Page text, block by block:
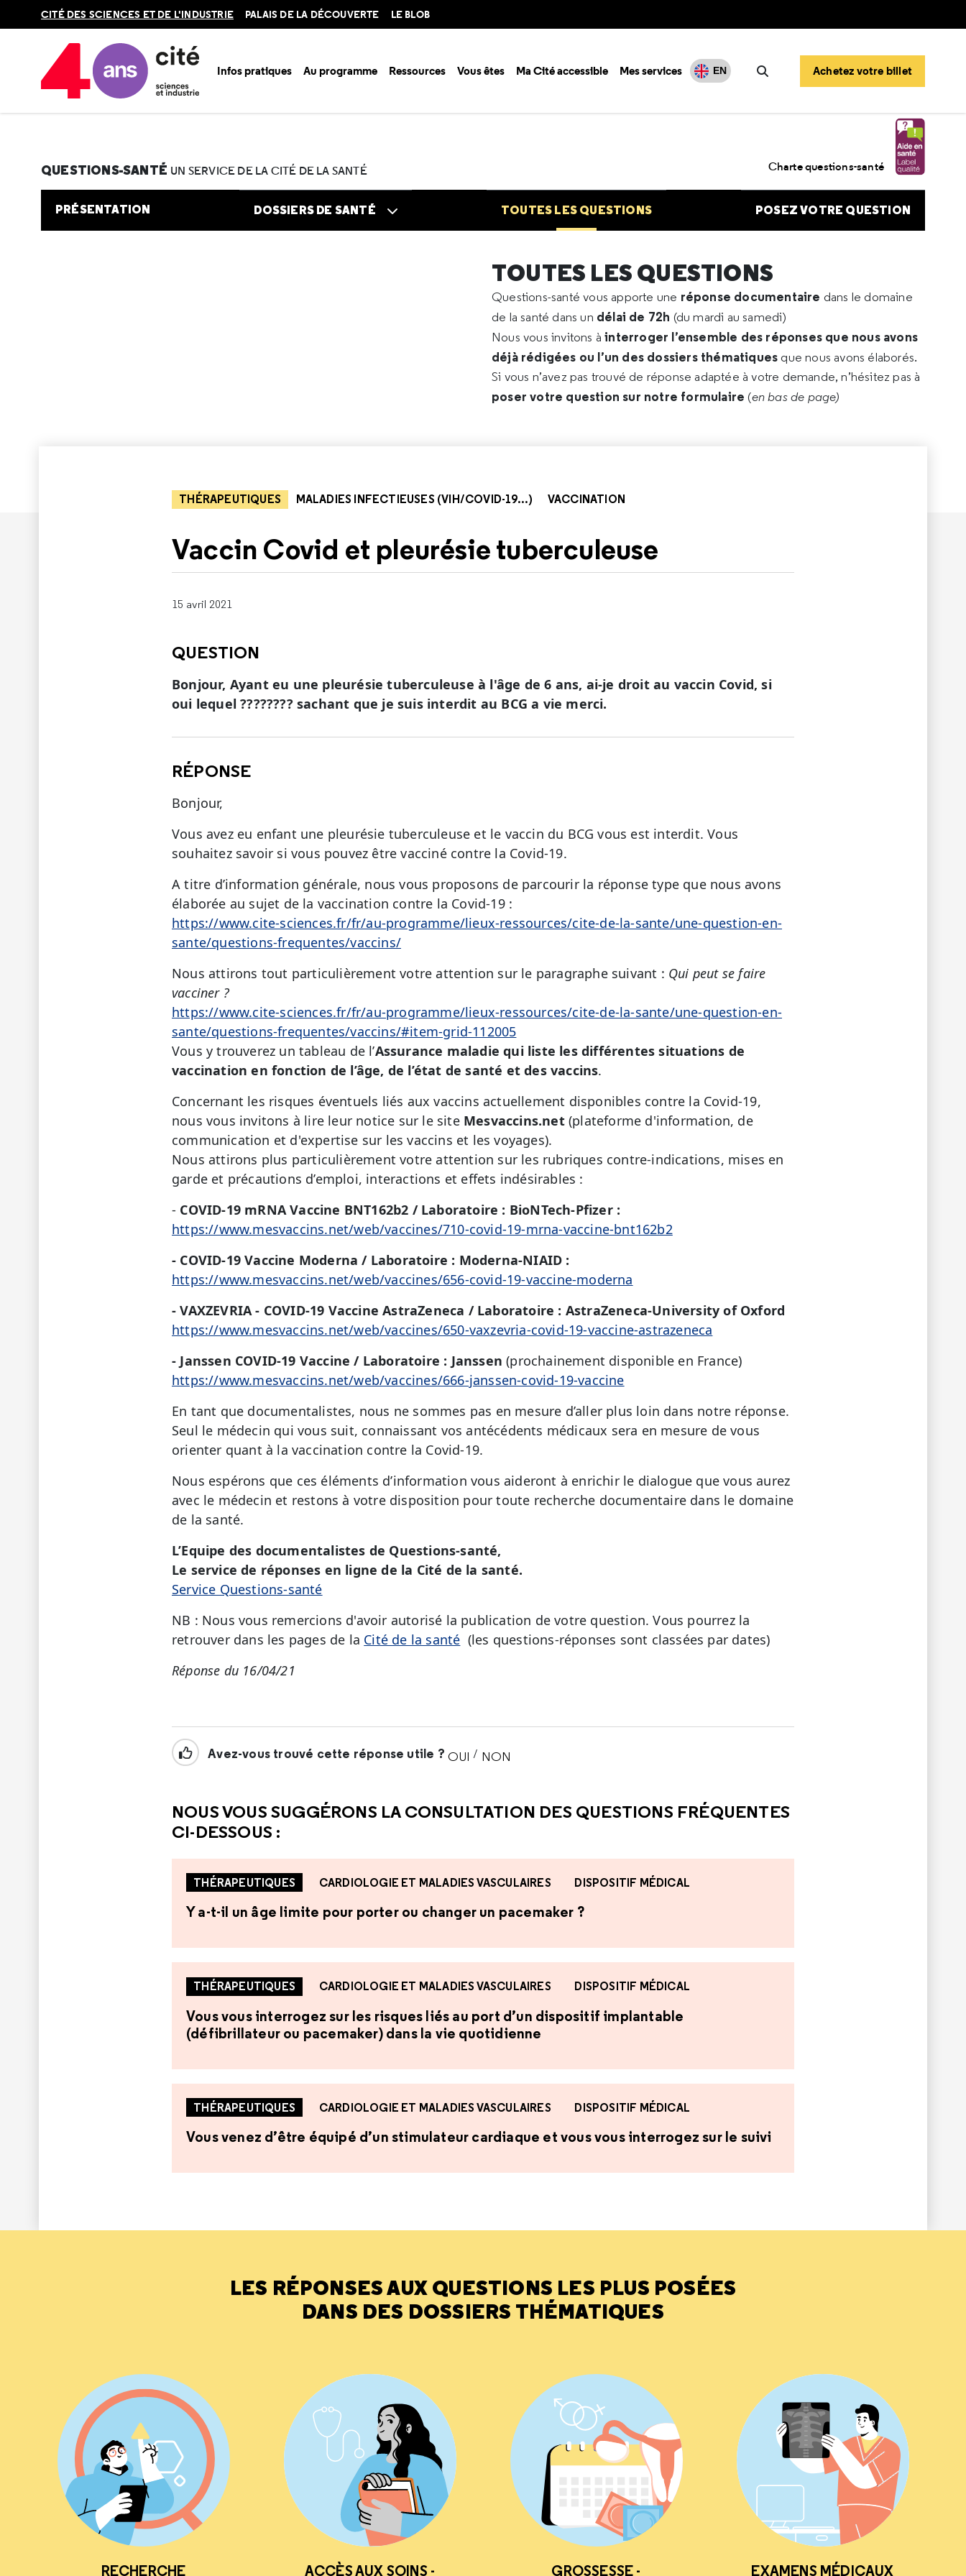
en
CITÉ DES SCIENCES ET DE L'INDUSTRIE PALAIS DE LA DÉCOUVERTE LE BLOB
Infos pratiques Au programme Ressources Vous êtes Ma Cité accessible Mes services EN
Rechercher
Achetez votre billet
Accueil Au programme
QUESTIONS-SANTÉ UN SERVICE DE LA CITÉ DE LA SANTÉ Charte questions-santé
PRÉSENTATION DOSSIERS DE SANTÉ TOUTES LES QUESTIONS POSEZ VOTRE QUESTION
TOUTES LES QUESTIONS
Questions-santé vous apporte une réponse documentaire dans le domaine
de la santé dans un délai de 72h (du mardi au samedi)
Nous vous invitons àinterroger l’ensemble des réponses que nous avons
déjà rédigées ou l’un des dossiers thématiques que nous avons élaborés.
Si vous n’avez pas trouvé de réponse adaptée à votre demande, n’hésitez pas à
poser votre question sur notre formulaire (en bas de page)
THÉRAPEUTIQUES MALADIES INFECTIEUSES (VIH/COVID-19...) VACCINATION
Vaccin Covid et pleurésie tuberculeuse
15 avril 2021
QUESTION
Bonjour, Ayant eu une pleurésie tuberculeuse à l'âge de 6 ans, ai-je droit au vaccin Covid, si
oui lequel ???????? sachant que je suis interdit au BCG a vie merci.
RÉPONSE
Bonjour,
Vous avez eu enfant une pleurésie tuberculeuse et le vaccin du BCG vous est interdit. Vous
souhaitez savoir si vous pouvez être vacciné contre la Covid-19.
A titre d’information générale, nous vous proposons de parcourir la réponse type que nous avons
élaborée au sujet de la vaccination contre la Covid-19 :
https://www.cite-sciences.fr/fr/au-programme/lieux-ressources/cite-de-la-sante/une-question-en-
sante/questions-frequentes/vaccins/
Nous attirons tout particulièrement votre attention sur le paragraphe suivant : Qui peut se faire
vacciner ?
https://www.cite-sciences.fr/fr/au-programme/lieux-ressources/cite-de-la-sante/une-question-en-
sante/questions-frequentes/vaccins/#item-grid-112005
Vous y trouverez un tableau de l’Assurance maladie qui liste les différentes situations de
vaccination en fonction de l’âge, de l’état de santé et des vaccins.
Concernant les risques éventuels liés aux vaccins actuellement disponibles contre la Covid-19,
nous vous invitons à lire leur notice sur le site Mesvaccins.net(plateforme d'information, de
communication et d'expertise sur les vaccins et les voyages).
Nous attirons plus particulièrement votre attention sur les rubriques contre-indications, mises en
garde et précautions d’emploi, interactions et effets indésirables :
- COVID-19 mRNA Vaccine BNT162b2 / Laboratoire : BioNTech-Pfizer :
https://www.mesvaccins.net/web/vaccines/710-covid-19-mrna-vaccine-bnt162b2
- COVID-19 Vaccine Moderna / Laboratoire : Moderna-NIAID :
https://www.mesvaccins.net/web/vaccines/656-covid-19-vaccine-moderna
- VAXZEVRIA - COVID-19 Vaccine AstraZeneca / Laboratoire : AstraZeneca-University of Oxford
https://www.mesvaccins.net/web/vaccines/650-vaxzevria-covid-19-vaccine-astrazeneca
- Janssen COVID-19 Vaccine / Laboratoire : Janssen(prochainement disponible en France)
https://www.mesvaccins.net/web/vaccines/666-janssen-covid-19-vaccine
En tant que documentalistes, nous ne sommes pas en mesure d’aller plus loin dans notre réponse.
Seul le médecin qui vous suit, connaissant vos antécédents médicaux sera en mesure de vous
orienter quant à la vaccination contre la Covid-19.
Nous espérons que ces éléments d’information vous aideront à enrichir le dialogue que vous aurez
avec le médecin et restons à votre disposition pour toute recherche documentaire dans le domaine
de la santé.
L’Equipe des documentalistes de Questions-santé,
Le service de réponses en ligne de la Cité de la santé.
Service Questions-santé
NB : Nous vous remercions d'avoir autorisé la publication de votre question. Vous pourrez la
retrouver dans les pages de la Cité de la santé (les questions-réponses sont classées par dates)
Réponse du 16/04/21
Avez-vous trouvé cette réponse utile ? OUI / NON
NOUS VOUS SUGGÉRONS LA CONSULTATION DES QUESTIONS FRÉQUENTES
CI-DESSOUS :
THÉRAPEUTIQUES CARDIOLOGIE ET MALADIES VASCULAIRES DISPOSITIF MÉDICAL
Y a-t-il un âge limite pour porter ou changer un pacemaker ?
THÉRAPEUTIQUES CARDIOLOGIE ET MALADIES VASCULAIRES DISPOSITIF MÉDICAL
Vous vous interrogez sur les risques liés au port d’un dispositif implantable
(défibrillateur ou pacemaker) dans la vie quotidienne
THÉRAPEUTIQUES CARDIOLOGIE ET MALADIES VASCULAIRES DISPOSITIF MÉDICAL
Vous venez d’être équipé d’un stimulateur cardiaque et vous vous interrogez sur le suivi
LES RÉPONSES AUX QUESTIONS LES PLUS POSÉES
DANS DES DOSSIERS THÉMATIQUES
RECHERCHE ACCÈS AUX SOINS - GROSSESSE - EXAMENS MÉDICAUX